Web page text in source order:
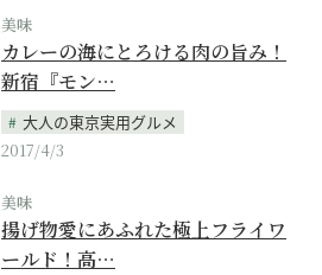
美味
カレーの海にとろける肉の旨み！
新宿『モン…
大人の東京実用グルメ
2017/4/3
美味
揚げ物愛にあふれた極上フライワ
ールド！高…